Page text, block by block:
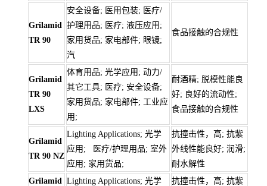
Grilamid
TR 90
安全设备; 医用包装; 医疗/
护理用品; 医疗; 液压应用;
家用货品; 家电部件; 眼镜;
汽
食品接触的合规性
Grilamid
TR 90
LXS
体育用品; 光学应用; 动力/
其它工具; 医疗; 安全设备;
家用货品; 家电部件; 工业应
用;
耐酒精; 脱模性能良
好; 良好的流动性;
食品接触的合规性
Grilamid
TR 90 NZ
Lighting Applications; 光学
应用; 医疗/护理用品; 室外
应用; 家用货品;
抗撞击性，高; 抗紫
外线性能良好; 润滑;
耐水解性
Grilamid
Lighting Applications; 光学
抗撞击性，高; 抗紫